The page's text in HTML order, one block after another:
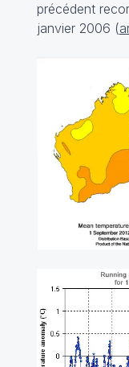
précédent
janvier 2006 (